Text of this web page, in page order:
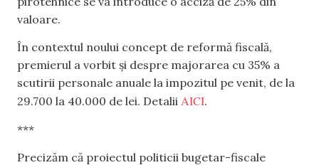
valoare.
În contextul noului concept de reformă fiscală,
premierul a vorbit și despre majorarea cu 35% a
scutirii personale anuale la impozitul pe venit, de la
29.700 la 40.000 de lei. Detalii AICI.
***
Precizăm că proiectul politicii bugetar-fiscale